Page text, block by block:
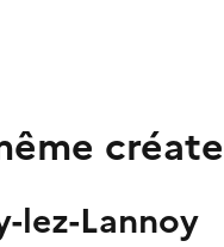
lez-Lannoy